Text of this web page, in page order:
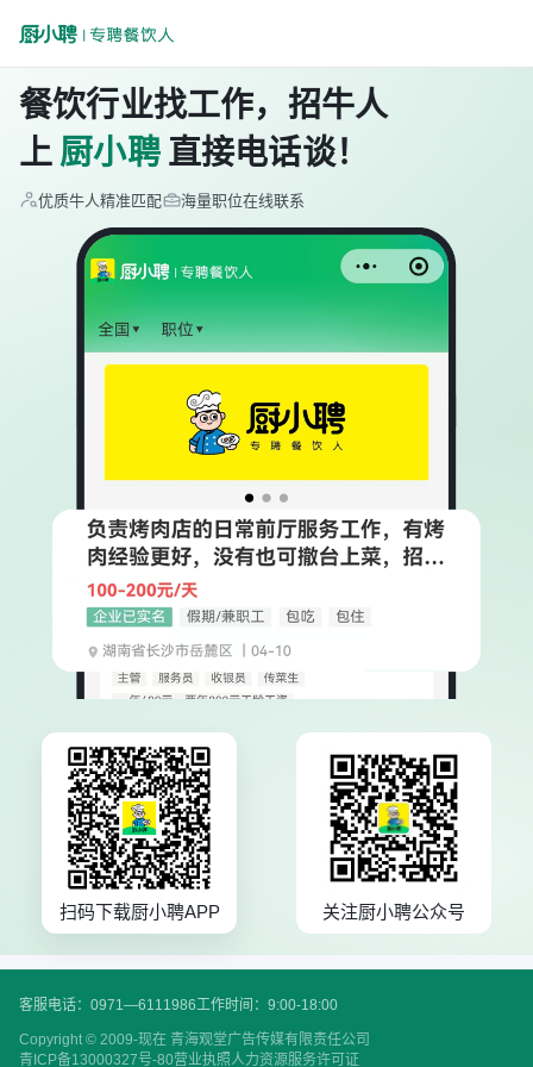
餐饮行业找工作，招牛人
上 厨小聘 直接电话谈！
优质牛人精准匹配 海量职位在线联系
扫码下载厨小聘APP 关注厨小聘公众号
客服电话：0971—6111986工作时间：9:00-18:00
Copyright © 2009-现在 青海观堂广告传媒有限责任公司
青ICP备13000327号-80营业执照人力资源服务许可证